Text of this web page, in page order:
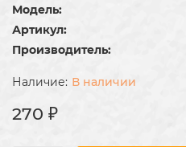
Модель:
Артикул:
Производитель:
В наличии
270 ₽